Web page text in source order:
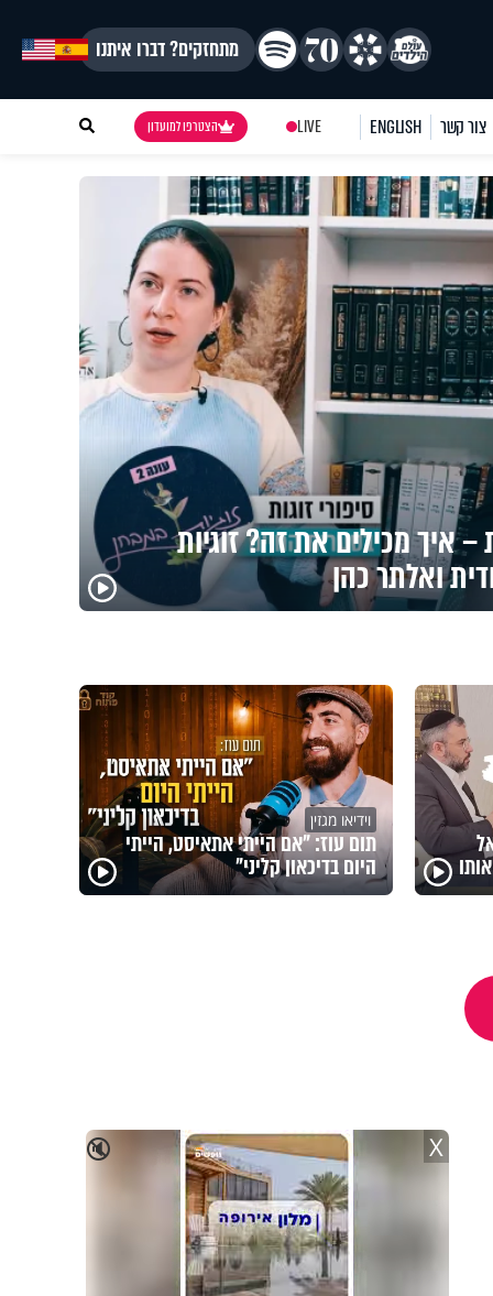
מתחזקים? דברו איתנו
צור קשר ENGLISH
LIVE הצטרפו למועדון
איך מכילים את זה? זוגיות
ואלתר כהן
וידיאו מגזין
תום עוז: "אם הייתי אתאיסט, הייתי
היום בדיכאון קליני"
🔇 X